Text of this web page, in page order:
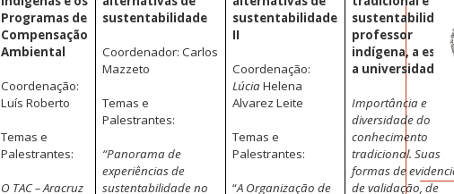
Programas de
Compensação
Ambiental
Coordenação:
Luís Roberto
Temas e
Palestrantes:
O TAC – Aracruz
sustentabilidade
Coordenador: Carlos
Mazzeto
Temas e
Palestrantes:
“Panorama de
experiências de
sustentabilidade no
sustentabilidade
II
Coordenação:
LúciaHelena
Alvarez Leite
Temas e
Palestrantes:
“A Organização de
professor
indígena, a
a universidade
Importância e
diversidade do
conhecimento
tradicional. Suas
formas de
de validação, de